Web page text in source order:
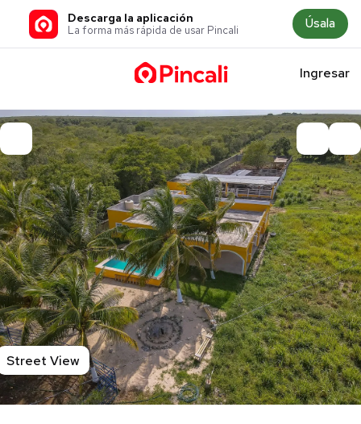
Descarga la aplicación
La forma más rápida de usar Pincali Úsala
Ingresar
Street View